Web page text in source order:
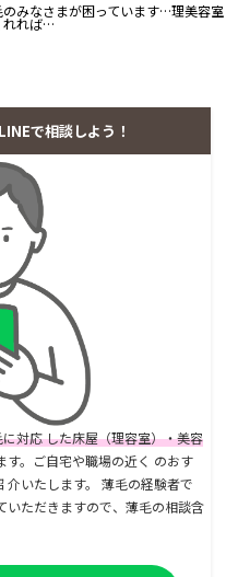
みなさまが困っています…理美容室
れれば…
で相談しよう！
対応 した床屋（理容室）・美容
す。ご自宅や職場の近く のおす
いたします。 薄毛の経験者で
いただきますので、薄毛の相談含